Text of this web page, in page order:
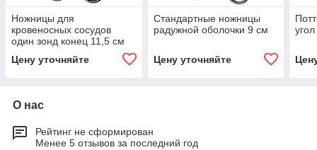
Ножницы для
кровеносных сосудов
один зонд конец 11,5 см
Цену уточняйте
Стандартные ножницы
радужной оболочки 9 см
Цену уточняйте
О нас
Рейтинг не сформирован
Менее 5 отзывов за последний год